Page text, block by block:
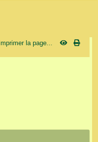
Imprimer la page...